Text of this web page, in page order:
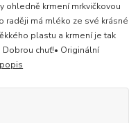
ohledně krmení mrkvičkovou
raději má mléko ze své krásné
plastu a krmení je tak
chuť!• Originální